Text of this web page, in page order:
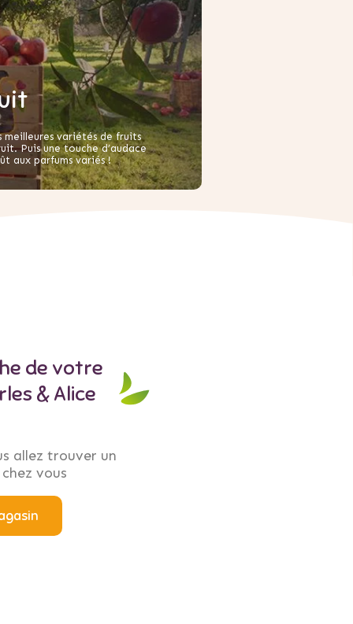
meilleures variétés de fruits
Puis une touche d’audace
aux parfums variés !
de votre
& Alice
allez trouver un
vous